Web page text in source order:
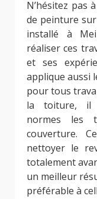
N’hésitez pas
de peinture
installé à
réaliser ces
et ses
applique aussi
pour tous
la toiture, il
normes les
couverture.
nettoyer le
totalement
un meilleur
préférable à